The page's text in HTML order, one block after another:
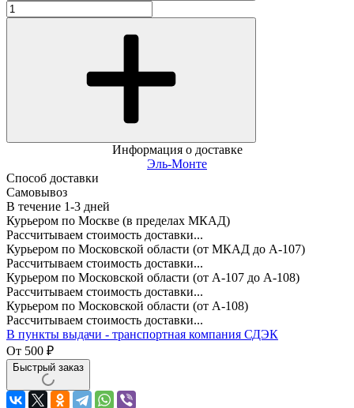
Информация о доставке
Эль-Монте
Способ доставки
Самовывоз
В течение 1-3 дней
Курьером по Москве (в пределах МКАД)
Рассчитываем стоимость доставки...
Курьером по Московской области (от МКАД до А-107)
Рассчитываем стоимость доставки...
Курьером по Московской области (от А-107 до А-108)
Рассчитываем стоимость доставки...
Курьером по Московской области (от А-108)
Рассчитываем стоимость доставки...
В пункты выдачи - транспортная компания СДЭК
От 500 ₽
Быстрый заказ